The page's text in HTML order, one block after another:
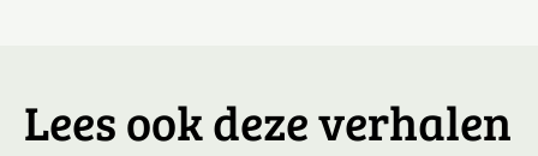
Lees ook deze verhalen